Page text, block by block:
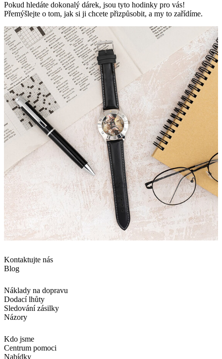
Pokud hledáte dokonalý dárek, jsou tyto hodinky pro vás!
Přemýšlejte o tom, jak si ji chcete přizpůsobit, a my to zařídíme.
Kontaktujte nás
Blog
Náklady na dopravu
Dodací lhůty
Sledování zásilky
Názory
Kdo jsme
Centrum pomoci
Nabídky